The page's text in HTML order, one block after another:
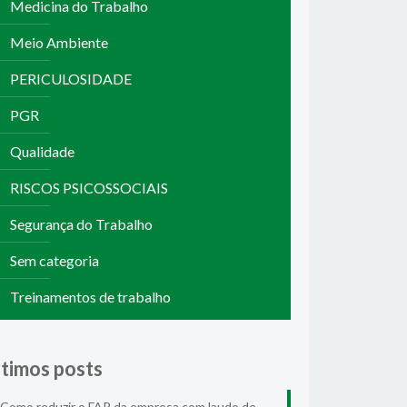
Medicina do Trabalho
Meio Ambiente
PERICULOSIDADE
PGR
Qualidade
RISCOS PSICOSSOCIAIS
Segurança do Trabalho
Sem categoria
Treinamentos de trabalho
posts